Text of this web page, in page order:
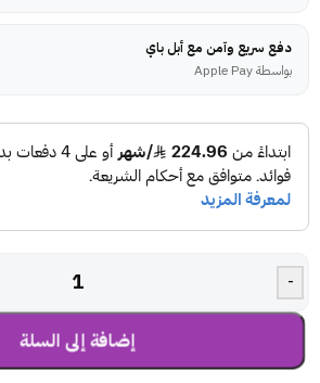
دفع سريع وآمن مع أبل باي
بواسطة Apple Pay
-
إضافة إلى السلة